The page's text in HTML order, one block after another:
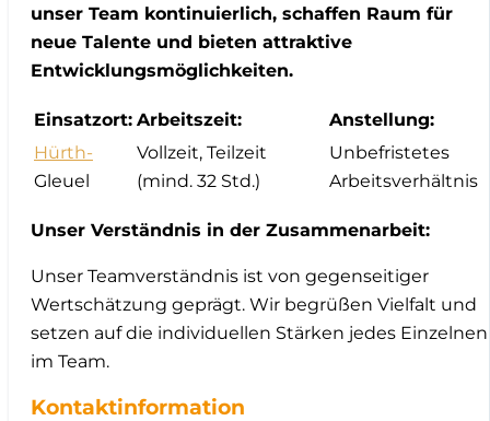
unser Team kontinuierlich, schaffen Raum für
neue Talente und bieten attraktive
Entwicklungsmöglichkeiten.
Einsatzort: Arbeitszeit:
Anstellung:
Hürth-
Gleuel
Vollzeit, Teilzeit
(mind. 32 Std.)
Unbefristetes
Arbeitsverhältnis
Unser Verständnis in der Zusammenarbeit:
Unser Teamverständnis ist von gegenseitiger
Wertschätzung geprägt. Wir begrüßen Vielfalt und
setzen auf die individuellen Stärken jedes Einzelnen
im Team.
Kontaktinformation